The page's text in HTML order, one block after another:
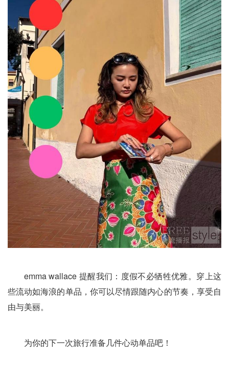
emma wallace 提醒我们：度假不必牺牲优雅。穿上这
些流动如海浪的单品，你可以尽情跟随内心的节奏，享受自
由与美丽。
为你的下一次旅行准备几件心动单品吧！